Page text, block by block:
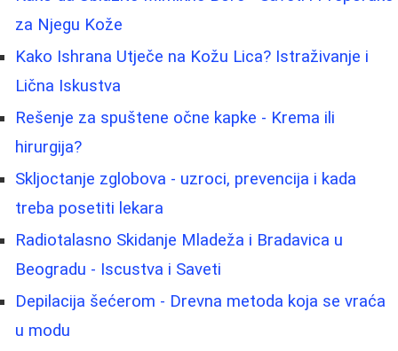
za Njegu Kože
Kako Ishrana Utječe na Kožu Lica? Istraživanje i
Lična Iskustva
Rešenje za spuštene očne kapke - Krema ili
hirurgija?
Skljoctanje zglobova - uzroci, prevencija i kada
treba posetiti lekara
Radiotalasno Skidanje Mladeža i Bradavica u
Beogradu - Iscustva i Saveti
Depilacija šećerom - Drevna metoda koja se vraća
u modu